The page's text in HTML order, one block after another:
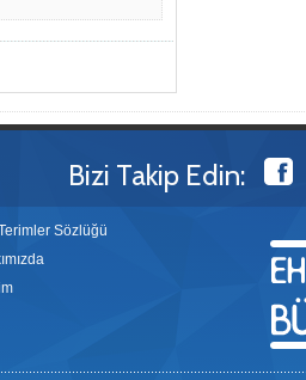
Bizi Takip Edin:
Sözlüğü